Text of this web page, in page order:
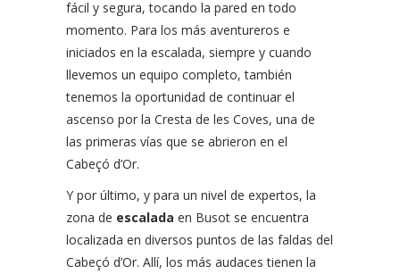
fácil y segura, tocando la pared en todo
momento. Para los más aventureros e
iniciados en la escalada, siempre y cuando
llevemos un equipo completo, también
tenemos la oportunidad de continuar el
ascenso por la Cresta de les Coves, una de
las primeras vías que se abrieron en el
Cabeçó d’Or.
Y por último, y para un nivel de expertos, la
zona de escalada en Busot se encuentra
localizada en diversos puntos de las faldas del
Cabeçó d’Or. Allí, los más audaces tienen la